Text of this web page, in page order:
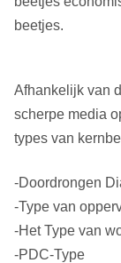
beetjes.
Afhankelijk van
scherpe media
types van
-Doordrongen
-Type van
-Het Type van
-PDC-Type